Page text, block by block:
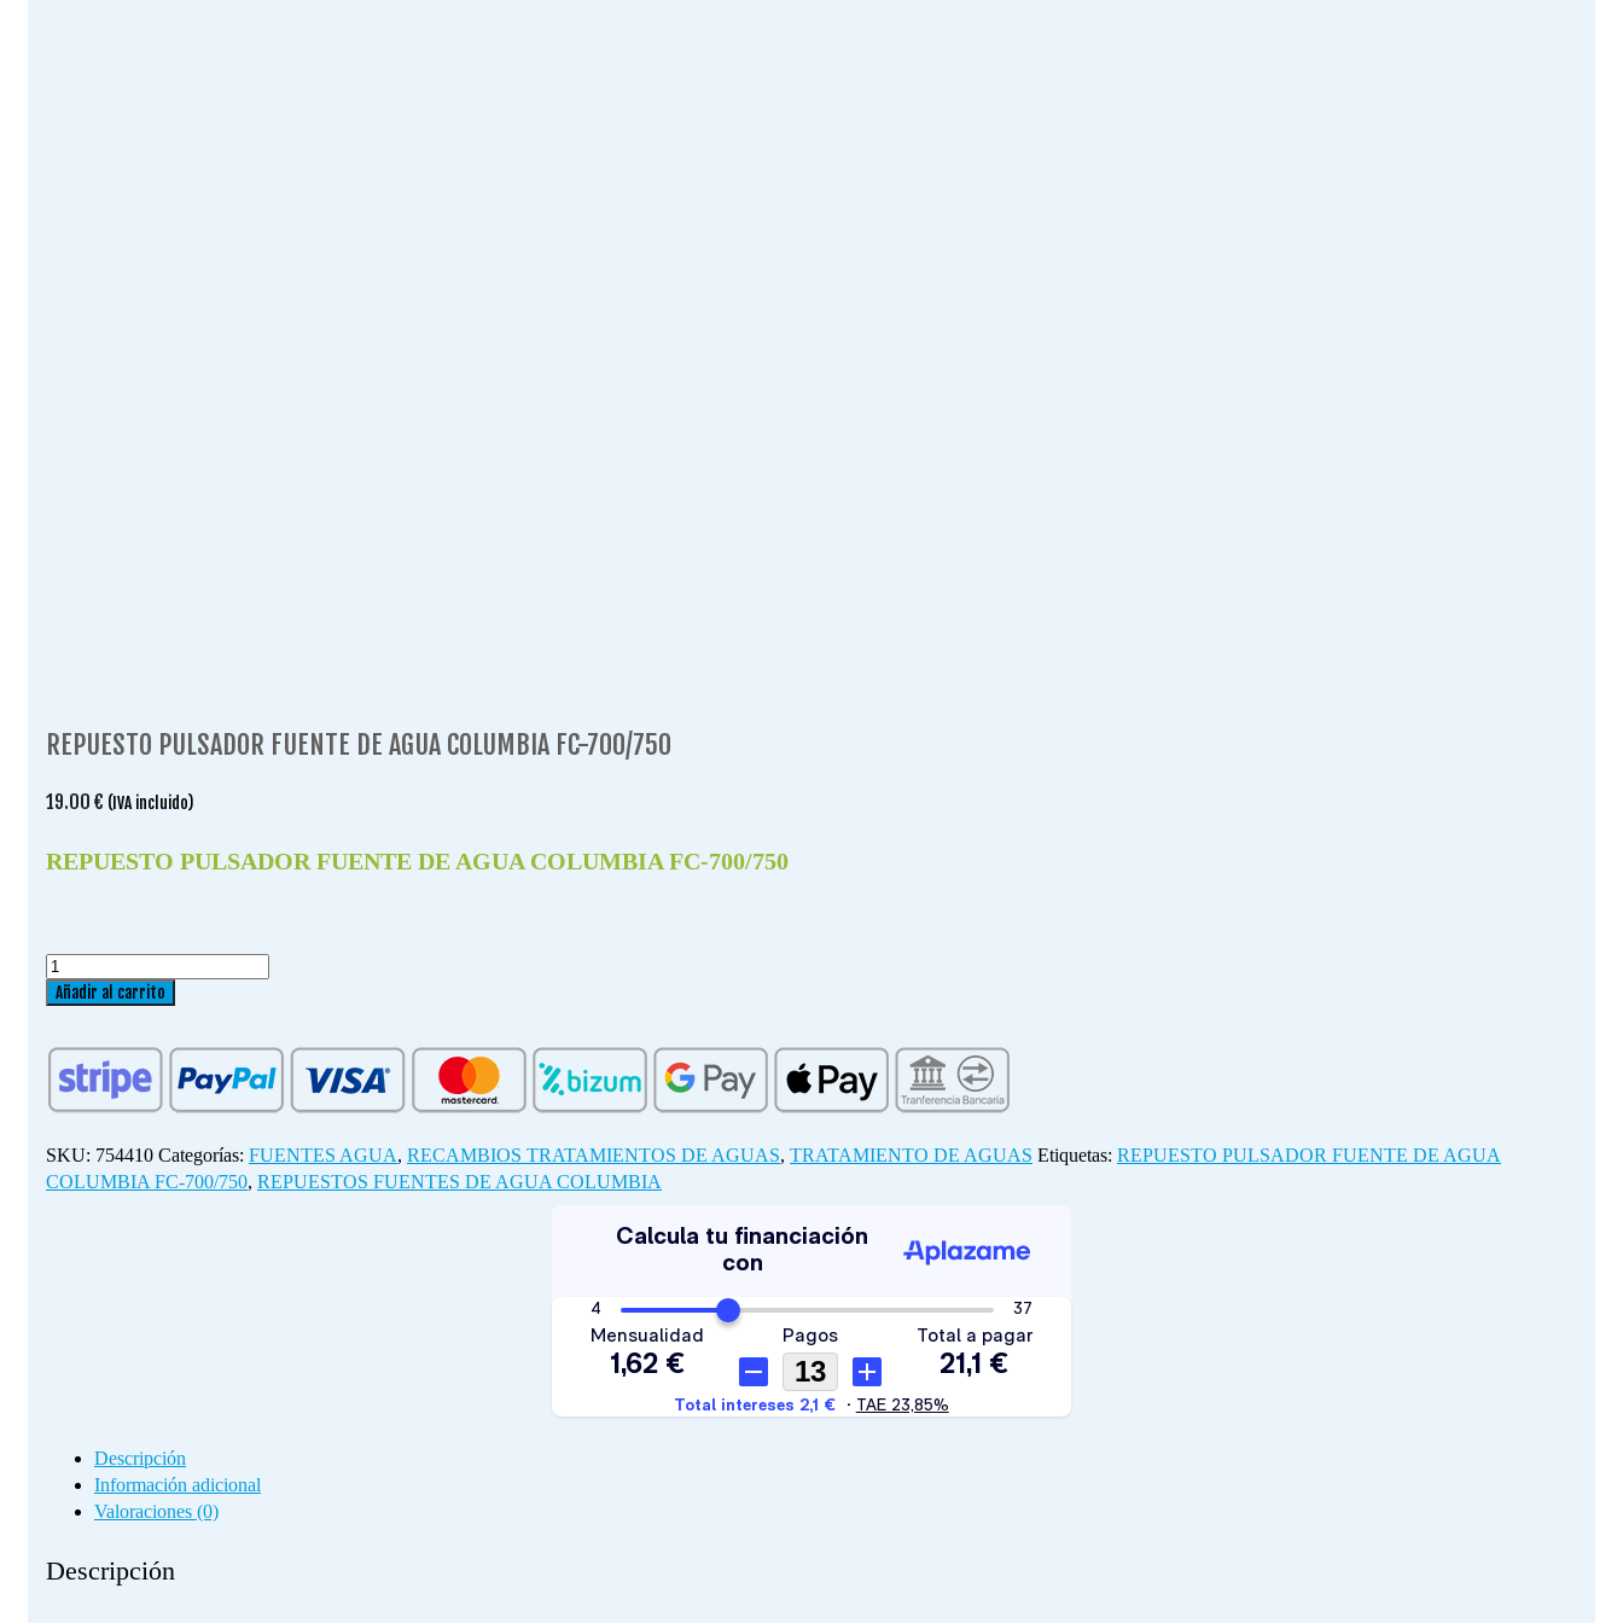
REPUESTO PULSADOR FUENTE DE AGUA COLUMBIA FC-700/750
19.00 € (IVA incluido)
REPUESTO PULSADOR FUENTE DE AGUA COLUMBIA FC-700/750
REPUESTO
PULSADOR
DE
AGUA
COLUMBIA
700/750
cantidad
Añadir al carrito
SKU: 754410 Categorías: FUENTES AGUA, RECAMBIOS TRATAMIENTOS DE AGUAS, TRATAMIENTO DE AGUAS Etiquetas: REPUESTO PULSADOR FUENTE DE AGUA
COLUMBIA FC-700/750, REPUESTOS FUENTES DE AGUA COLUMBIA
Descripción
Información adicional
Valoraciones (0)
Descripción